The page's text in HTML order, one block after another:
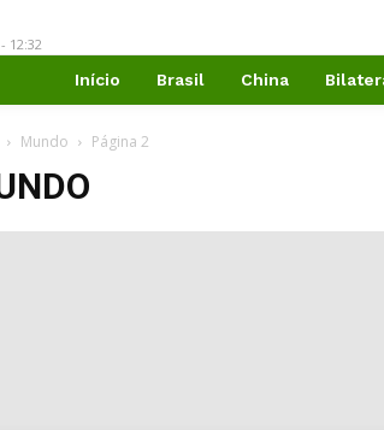
12:32
Início Brasil China
Mundo Página 2